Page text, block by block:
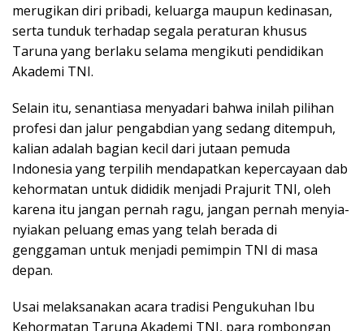
merugikan diri pribadi, keluarga maupun kedinasan,
serta tunduk terhadap segala peraturan khusus
Taruna yang berlaku selama mengikuti pendidikan
Akademi TNI.
Selain itu, senantiasa menyadari bahwa inilah pilihan
profesi dan jalur pengabdian yang sedang ditempuh,
kalian adalah bagian kecil dari jutaan pemuda
Indonesia yang terpilih mendapatkan kepercayaan dab
kehormatan untuk dididik menjadi Prajurit TNI, oleh
karena itu jangan pernah ragu, jangan pernah menyia-
nyiakan peluang emas yang telah berada di
genggaman untuk menjadi pemimpin TNI di masa
depan.
Usai melaksanakan acara tradisi Pengukuhan Ibu
Kehormatan Taruna Akademi TNI, para rombongan